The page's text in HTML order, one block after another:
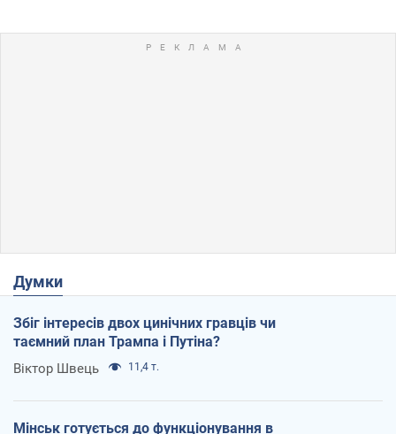
Думки
Збіг інтересів двох цинічних гравців чи
таємний план Трампа і Путіна?
Віктор Швець 11,4 т.
Мінськ готується до функціонування в